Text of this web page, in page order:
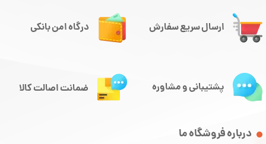
ارسال سریع سفارش
درباره فروشگاه ما
درگاه امن بانکی
پشتیبانی و مشاوره ضمانت اصالت کالا